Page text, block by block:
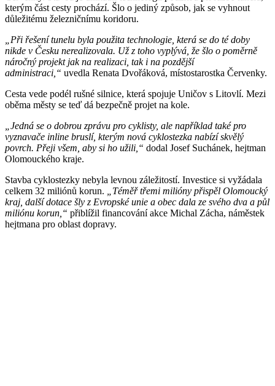
kterým část cesty prochází. Šlo o jediný způsob, jak se vyhnout
důležitému železničnímu koridoru.
„Při řešení tunelu byla použita technologie, která se do té doby
nikde v Česku nerealizovala. Už z toho vyplývá, že šlo o poměrně
náročný projekt jak na realizaci, tak i na pozdější
administraci,“ uvedla Renata Dvořáková, místostarostka Červenky.
Cesta vede podél rušné silnice, která spojuje Uničov s Litovlí. Mezi
oběma městy se teď dá bezpečně projet na kole.
„Jedná se o dobrou zprávu pro cyklisty, ale například také pro
vyznavače inline bruslí, kterým nová cyklostezka nabízí skvělý
povrch. Přeji všem, aby si ho užili,“ dodal Josef Suchánek, hejtman
Olomouckého kraje.
Stavba cyklostezky nebyla levnou záležitostí. Investice si vyžádala
celkem 32 miliónů korun.
„Téměř třemi milióny přispěl Olomoucký
kraj, další dotace šly z Evropské unie a obec dala ze svého dva a půl
miliónu korun,“ přiblížil financování akce Michal Zácha, náměstek
hejtmana pro oblast dopravy.